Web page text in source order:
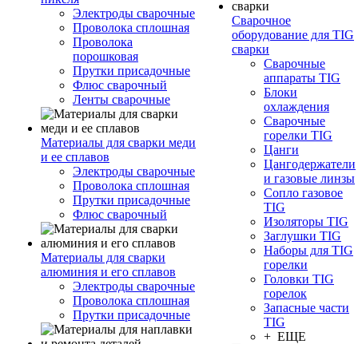
Электроды сварочные
Проволока сплошная
Проволока
порошковая
Прутки присадочные
Флюс сварочный
Ленты сварочные
Материалы для сварки меди
и ее сплавов
Электроды сварочные
Проволока сплошная
Прутки присадочные
Флюс сварочный
Материалы для сварки
алюминия и его сплавов
Электроды сварочные
Проволока сплошная
Прутки присадочные
Сварочное
оборудование для TIG
сварки
Сварочные
аппараты TIG
Блоки
охлаждения
Сварочные
горелки TIG
Цанги
Цангодержатели
и газовые линзы
Сопло газовое
TIG
Изоляторы TIG
Заглушки TIG
Наборы для TIG
горелки
Головки TIG
горелок
Запасные части
TIG
+ ЕЩЕ